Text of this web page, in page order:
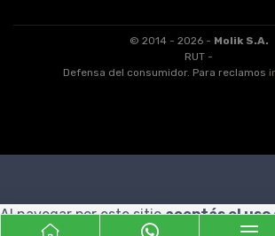
© 2014 - 2026 - Molik S.A.
RUT -
Defensa del consumidor. Para reclamos
Al navegar por este sitioaceptás el uso